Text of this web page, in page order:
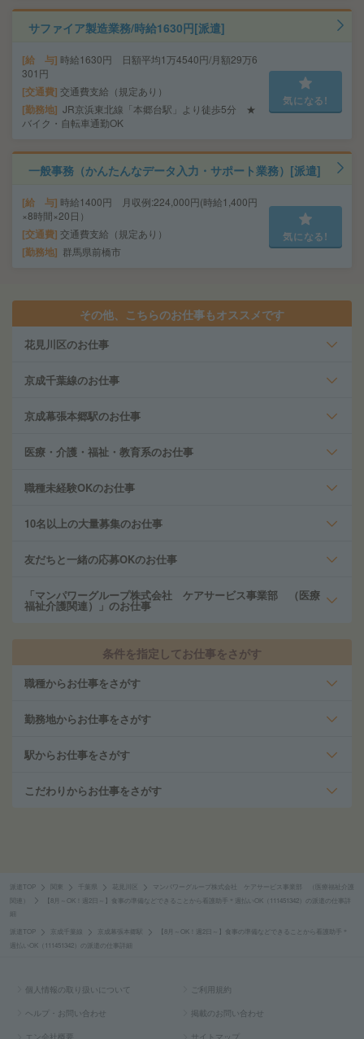
サファイア製造業務/時給1630円[派遣]
給 与 時給1630円 日額平均1万4540円/月額29万6
301円
交通費 交通費支給（規定あり）
勤務地 JR京浜東北線「本郷台駅」より徒歩5分 ★
バイク・自転車通勤OK
気になる!
一般事務（かんたんなデータ入力・サポート業務）[派遣]
給 与 時給1400円 月収例:224,000円(時給1,400円
×8時間×20日）
交通費 交通費支給（規定あり）
勤務地 群馬県前橋市
気になる!
その他、こちらのお仕事もオススメです
花見川区のお仕事
京成千葉線のお仕事
京成幕張本郷駅のお仕事
医療・介護・福祉・教育系のお仕事
職種未経験OKのお仕事
10名以上の大量募集のお仕事
友だちと一緒の応募OKのお仕事
「マンパワーグループ株式会社 ケアサービス事業部 （医療
福祉介護関連）」のお仕事
条件を指定してお仕事をさがす
職種からお仕事をさがす
勤務地からお仕事をさがす
駅からお仕事をさがす
こだわりからお仕事をさがす
派遣TOP 千葉県 花見川区
マンパワーグループ株式会社 ケアサービス事業部 （医療福祉介護
関連）
【8月～OK！週2日～】食事の準備などできることから看護助手＊週払いOK（111451342）の派遣の仕事詳
細
派遣TOP 京成千葉線 京成幕張本郷駅
【8月～OK！週2日～】食事の準備などできることから看護助手＊
週払いOK（111451342）の派遣の仕事詳細
個人情報の取り扱いについて ご利用規約
ヘルプ・お問い合わせ 掲載のお問い合わせ